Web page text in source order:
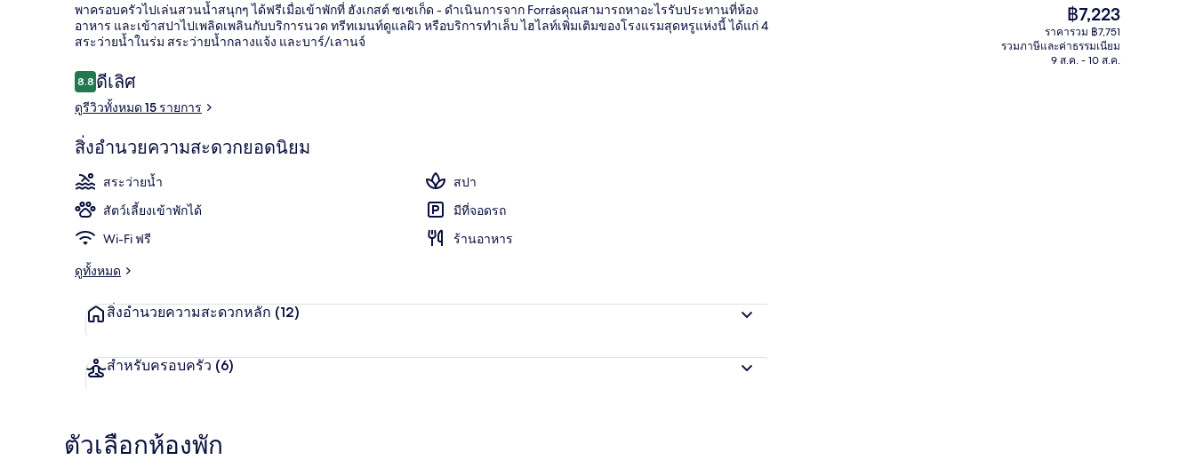
4 สระว่ายน้ำในร่ม, สระว่ายน้ำกลางแ
พาครอบครัวไปเล่นสวนน้ำสนุกๆ ได้ฟรีเมื่อเข้าพักที่ ฮังเกสต์ ซเซเก็ด - ดำเนินการจาก Forrásคุณสามารถหาอะไรรับประทานที่ห้อง
อาหาร และเข้าสปาไปเพลิดเพลินกับบริการนวด ทรีทเมนท์ดูแลผิว หรือบริการทำเล็บ ไฮไลท์เพิ่มเติมของโรงแรมสุดหรูแห่งนี้ ได้แก่ 4
สระว่ายน้ำในร่ม สระว่ายน้ำกลางแจ้ง และบาร์/เลานจ์
รีวิว
8.88.8 จาก 10
ดีเลิศ
ดูรีวิวทั้งหมด 15 รายการ
สิ่งอำนวยความสะดวกยอดนิยม
สระว่ายน้ำ
สปา
สัตว์เลี้ยงเข้าพักได้
มีที่จอดรถ
Wi-Fi ฟรี
ร้านอาหาร
ดูทั้งหมด
สิ่งอำนวยความสะดวกหลัก (12)
สำหรับครอบครัว (6)
ราคา
ปัจจุบัน
฿7,223
฿7,223
ราคารวม ฿7,751
รวมภาษีและค่าธรรมเนียม
9 ส.ค. - 10 ส.ค.
ตัวเลือกห้องพัก